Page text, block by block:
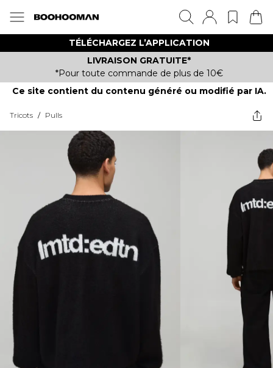
TÉLÉCHARGEZ L’APPLICATION
LIVRAISON GRATUITE*
*Pour toute commande de plus de 10€
Ce site contient du contenu généré ou modifié par IA.
Tricots / Pulls